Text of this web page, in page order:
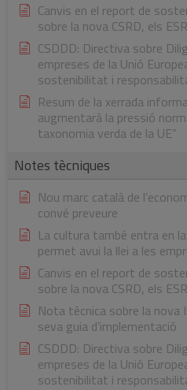
Canvis en el report de
sobre la nova CSRD, els
CSDDD: Directiva sobre
empreses de la Unió
sostenibilitat i
Resum de la xerrada
augmentarà la pressió
taxonomia verda de la UE”
Notes tècniques
Nou marc català de
convé preveure
La cultura també entra en
permet avui la llei a les
Canvis en el report de
sobre la nova CSRD, els
Nota tècnica sobre la nova
seva guia d’implementació
CSDDD: Directiva sobre
empreses de la Unió
sostenibilitat i